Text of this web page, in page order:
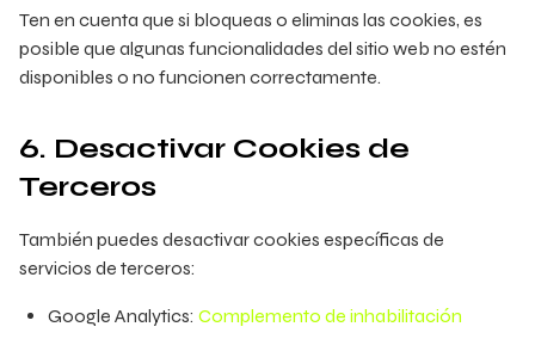
Ten en cuenta que si bloqueas o eliminas las cookies, es
posible que algunas funcionalidades del sitio web no estén
disponibles o no funcionen correctamente.
6. Desactivar Cookies de
Terceros
También puedes desactivar cookies específicas de
servicios de terceros:
Google Analytics: Complemento de inhabilitación